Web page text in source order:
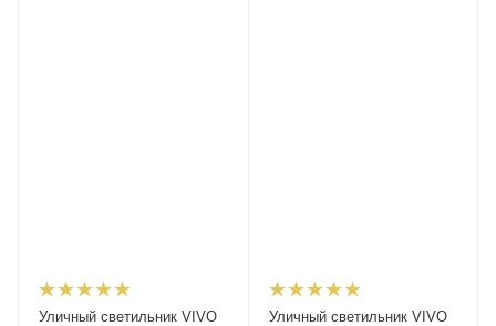
Уличный светильник VIVO
Уличный светильник VIVO